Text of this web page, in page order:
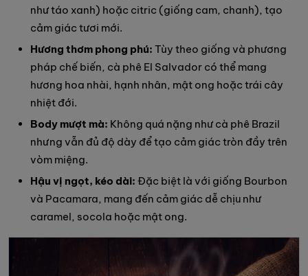
như táo xanh) hoặc citric (giống cam, chanh), tạo
cảm giác tươi mới.
Hương thơm phong phú: Tùy theo giống và phương
pháp chế biến, cà phê El Salvador có thể mang
hương hoa nhài, hạnh nhân, mật ong hoặc trái cây
nhiệt đới.
Body mượt mà: Không quá nặng như cà phê Brazil
nhưng vẫn đủ độ dày để tạo cảm giác tròn đầy trên
vòm miệng.
Hậu vị ngọt, kéo dài: Đặc biệt là với giống Bourbon
và Pacamara, mang đến cảm giác dễ chịu như
caramel, socola hoặc mật ong.